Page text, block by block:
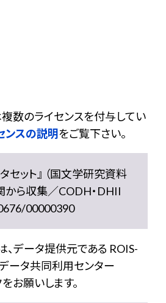
数のライセンスを付与してい
ンスの説明をご覧下さい。
セット』 （国文学研究資料
ら収集／CODH・DHII
00000390
データ提供元である ROIS-
ータ共同利用センター
お願いします。